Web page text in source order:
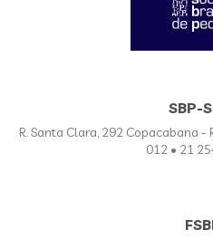
SBP-
R. Santa Clara, 292 Copacabana -
012 • 21